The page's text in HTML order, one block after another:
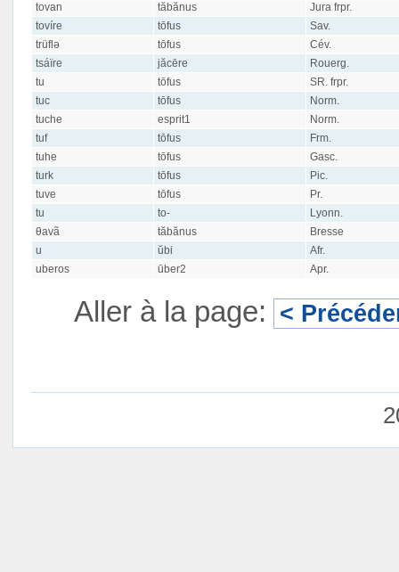
tovan
tăbănus
Jura frpr.
tovíre
tōfus
Sav.
trüflə
tōfus
Cév.
tsáïre
jăcēre
Rouerg.
tu
tōfus
SR. frpr.
tuc
tōfus
Norm.
tuche
esprit1
Norm.
tuf
tōfus
Frm.
tuhe
tōfus
Gasc.
turk
tōfus
Pic.
tuve
tōfus
Pr.
tu
to-
Lyonn.
θavã
tăbănus
Bresse
u
ŭbi
Afr.
uberos
ūber2 Apr.
Aller à la page: <